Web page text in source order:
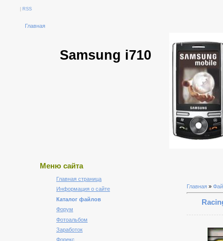
RSS
Главная
Samsung i710
Меню сайта
Главная страница
Информация о сайте
Каталог файлов
Форум
Фотоальбом
Заработок
Форекс
Главная »